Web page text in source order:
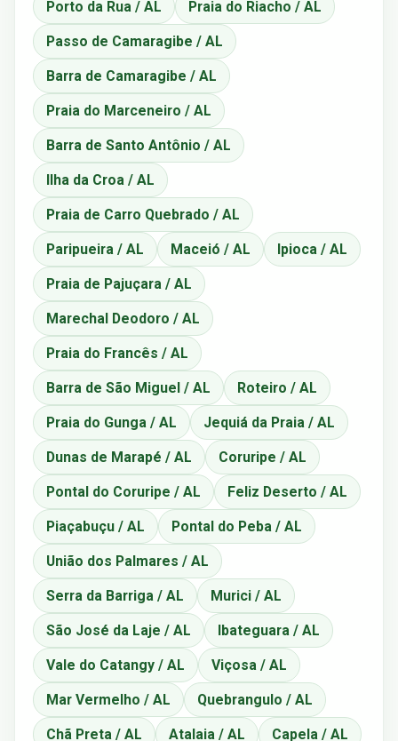
Porto da Rua / AL Praia do Riacho / AL
Passo de Camaragibe / AL
Barra de Camaragibe / AL
Praia do Marceneiro / AL
Barra de Santo Antônio / AL
Ilha da Croa / AL
Praia de Carro Quebrado / AL
Paripueira / AL Maceió / AL Ipioca / AL
Praia de Pajuçara / AL
Marechal Deodoro / AL
Praia do Francês / AL
Barra de São Miguel / AL Roteiro / AL
Praia do Gunga / AL Jequiá da Praia / AL
Dunas de Marapé / AL Coruripe / AL
Pontal do Coruripe / AL Feliz Deserto / AL
Piaçabuçu / AL Pontal do Peba / AL
União dos Palmares / AL
Serra da Barriga / AL Murici / AL
São José da Laje / AL Ibateguara / AL
Vale do Catangy / AL Viçosa / AL
Mar Vermelho / AL Quebrangulo / AL
Chã Preta / AL Atalaia / AL Capela / AL